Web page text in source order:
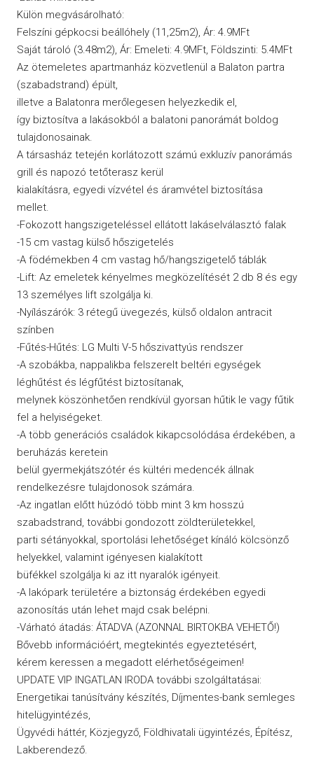
Külön megvásárolható:
Felszíni gépkocsi beállóhely (11,25m2), Ár: 4.9MFt
Saját tároló (3.48m2), Ár: Emeleti: 4.9MFt, Földszinti: 5.4MFt
Az ötemeletes apartmanház közvetlenül a Balaton partra
(szabadstrand) épült,
illetve a Balatonra merőlegesen helyezkedik el,
így biztosítva a lakásokból a balatoni panorámát boldog
tulajdonosainak.
A társasház tetején korlátozott számú exkluzív panorámás
grill és napozó tetőterasz kerül
kialakításra, egyedi vízvétel és áramvétel biztosítása
mellet.
-Fokozott hangszigeteléssel ellátott lakáselválasztó falak
-15 cm vastag külső hőszigetelés
-A födémekben 4 cm vastag hő/hangszigetelő táblák
-Lift: Az emeletek kényelmes megközelítését 2 db 8 és egy
13 személyes lift szolgálja ki.
-Nyílászárók: 3 rétegű üvegezés, külső oldalon antracit
színben
-Fűtés-Hűtés: LG Multi V-5 hőszivattyús rendszer
-A szobákba, nappalikba felszerelt beltéri egységek
léghűtést és légfűtést biztosítanak,
melynek köszönhetően rendkívül gyorsan hűtik le vagy fűtik
fel a helyiségeket.
-A több generációs családok kikapcsolódása érdekében, a
beruházás keretein
belül gyermekjátszótér és kültéri medencék állnak
rendelkezésre tulajdonosok számára.
-Az ingatlan előtt húzódó több mint 3 km hosszú
szabadstrand, további gondozott zöldterületekkel,
parti sétányokkal, sportolási lehetőséget kínáló kölcsönző
helyekkel, valamint igényesen kialakított
büfékkel szolgálja ki az itt nyaralók igényeit.
-A lakópark területére a biztonság érdekében egyedi
azonosítás után lehet majd csak belépni.
-Várható átadás: ÁTADVA (AZONNAL BIRTOKBA VEHETŐ!)
Bővebb információért, megtekintés egyeztetésért,
kérem keressen a megadott elérhetőségeimen!
UPDATE VIP INGATLAN IRODA további szolgáltatásai:
Energetikai tanúsítvány készítés, Díjmentes-bank semleges
hitelügyintézés,
Ügyvédi háttér, Közjegyző, Földhivatali ügyintézés, Építész,
Lakberendező.